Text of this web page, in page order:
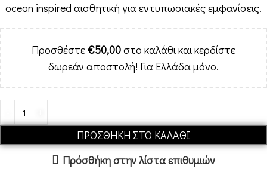
ocean inspired αισθητική για εντυπωσιακές εμφανίσεις.
Προσθέστε€50,00στο καλάθι και κερδίστε
δωρεάν αποστολή! Για Ελλάδα μόνο.
ΠΡΟΣΘΉΚΗ ΣΤΟ ΚΑΛΆΘΙ
Πρόσθήκη στην λίστα επιθυμιών